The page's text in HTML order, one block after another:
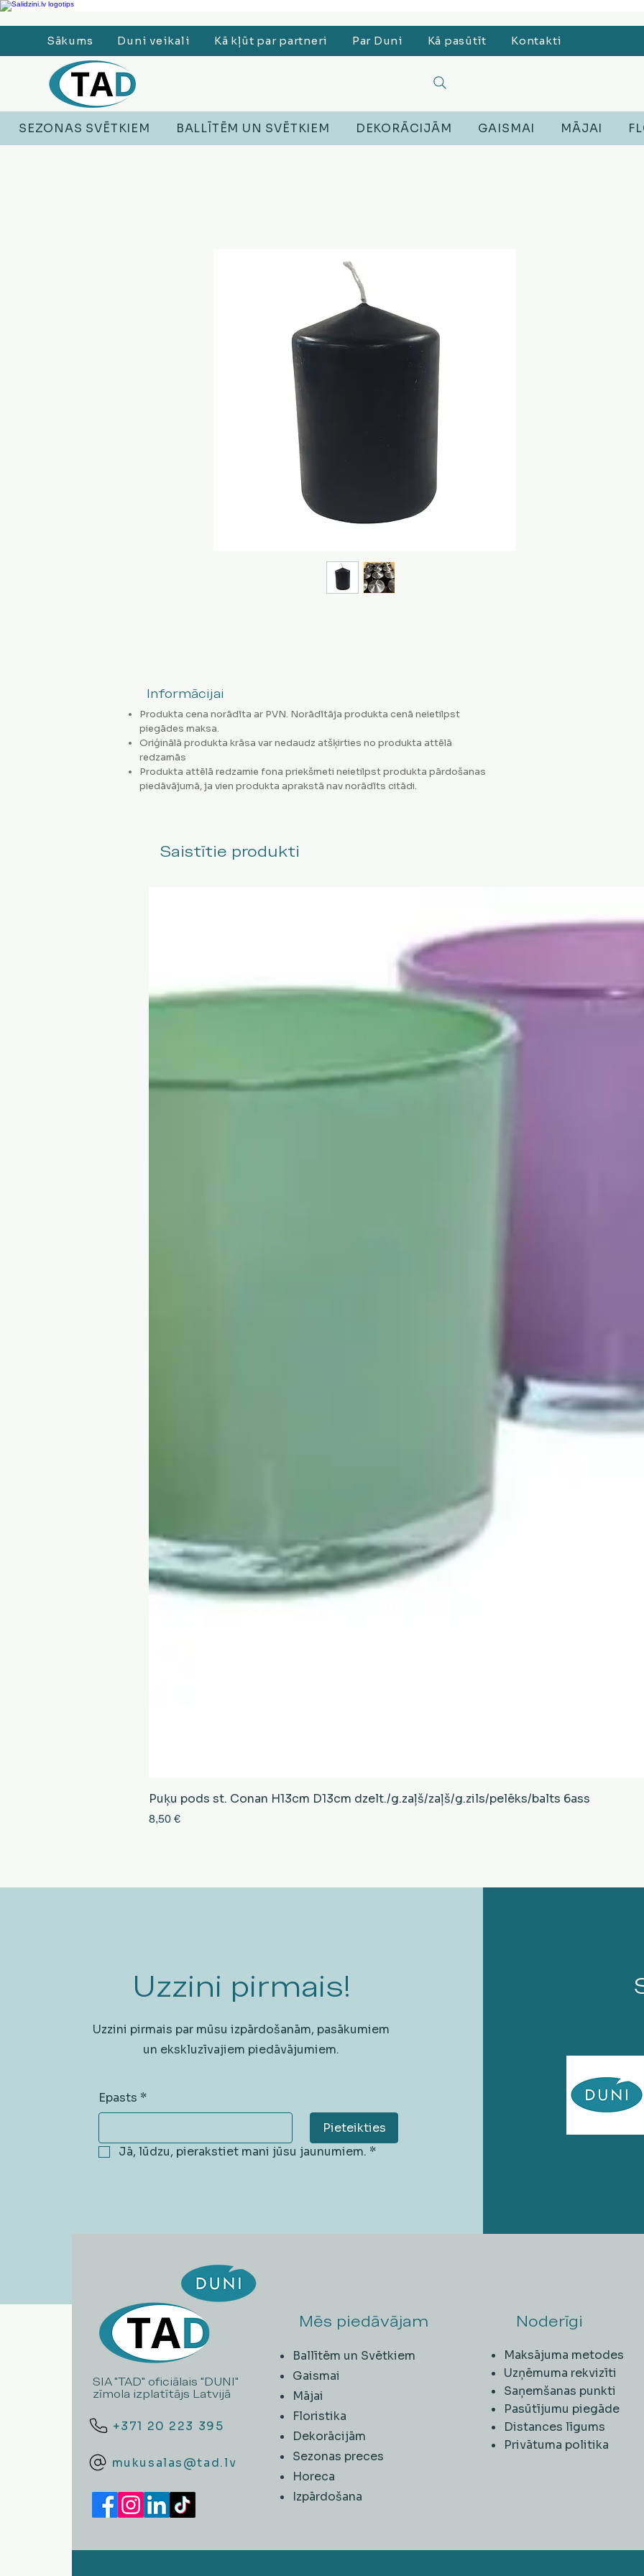
Ledusskapji, Sadzīves tehnika, Smaržas, Operatīvā atmiņa, Putekļu sūcēji, Lego, Austiņas
Sākums Duni veikali Kā kļūt par partneri Par Duni Kā pasūtīt Kontakti
SEZONAS SVĒTKIEM BALLĪTĒM UN SVĒTKIEM DEKORĀCIJĀM GAISMAI MĀJAI
Informācijai
Produkta cena norādīta ar PVN. Norādītāja produkta cenā neietilpst
piegādes maksa.
Oriģinālā produkta krāsa var nedaudz atšķirties no produkta attēlā
redzamās
Produkta attēlā redzamie fona priekšmeti neietilpst produkta pārdošanas
piedāvājumā, ja vien produkta aprakstā nav norādīts citādi.
Saistītie produkti
Ātrais skats
Puķu pods st. Conan H13cm D13cm dzelt./g.zaļš/zaļš/g.zils/pelēks/balts 6ass
Cena
8,50 €
Uzzini pirmais!
Uzzini pirmais par mūsu izpārdošanām, pasākumiem
un ekskluzīvajiem piedāvājumiem.
Epasts *
Pieteikties
Jā, lūdzu, pierakstiet mani jūsu jaunumiem. *
SIA "TAD" oficiālais "DUNI"
zīmola izplatītājs Latvijā
+371 20 223 395
mukusalas@tad.lv
Mēs piedāvājam
Ballītēm un Svētkiem
Gaismai
Mājai
Floristika
Dekorācijām
Sezonas preces
Horeca
​Izpārdošana
Noderīgi
Maksājuma metodes
Uzņēmuma rekvizīti
Saņemšanas punkti
Pasūtījumu piegāde
Distances līgums
Privātuma politika